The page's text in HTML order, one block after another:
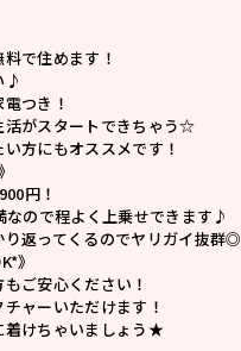
で住めます！
♪
つき！
活がスタートできちゃう☆
方にもオススメです！
円！
なので程よく上乗せできます♪
り返ってくるのでヤリガイ抜群◎
》
ご安心ください！
ャーいただけます！
着けちゃいましょう★